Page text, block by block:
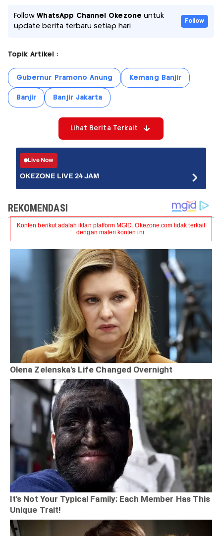
FollowWhatsApp Channel Okezone untuk
update berita terbaru setiap hari
Follow
Topik Artikel :
Gubernur Pramono Anung Kemang Banjir
Banjir Banjir Jakarta
Lihat Berita Terkait
Live Now
OKEZONE LIVE 24 JAM